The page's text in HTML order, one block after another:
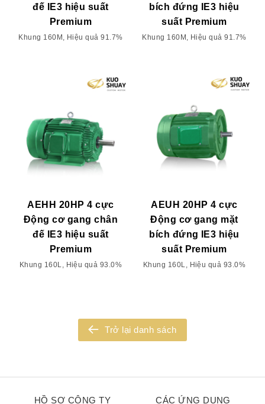
đế IE3 hiệu suất
Premium
Khung 160M, Hiệu quả 91.7%
bích đứng IE3 hiệu
suất Premium
Khung 160M, Hiệu quả 91.7%
AEHH 20HP 4 cực
Động cơ gang chân
đế IE3 hiệu suất
Premium
Khung 160L, Hiệu quả 93.0%
AEUH 20HP 4 cực
Động cơ gang mặt
bích đứng IE3 hiệu
suất Premium
Khung 160L, Hiệu quả 93.0%
Trở lại danh sách
HỒ SƠ CÔNG TY CÁC ỨNG DỤNG